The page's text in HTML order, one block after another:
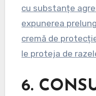
cu substanțe
expunerea
cremă de
le proteja de
6.